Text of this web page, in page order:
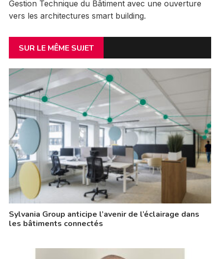
Gestion Technique du Bâtiment avec une ouverture
vers les architectures smart building.
SUR LE MÊME SUJET
Sylvania Group anticipe l’avenir de l’éclairage dans
les bâtiments connectés